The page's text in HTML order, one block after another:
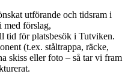
utförande och tidsram i
med förslag,
tid för platsbesök i Tutviken.
(t.ex. ståltrappa, räcke,
skiss eller foto – så tar vi fram